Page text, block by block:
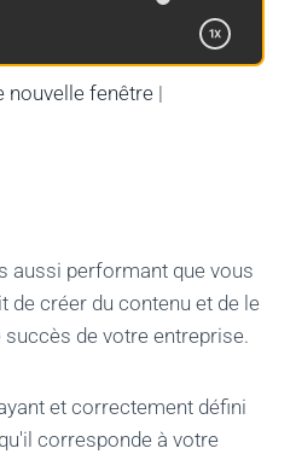
nouvelle fenêtre |
aussi performant que vous
de créer du contenu et de le
de votre entreprise.
et correctement défini
corresponde à votre